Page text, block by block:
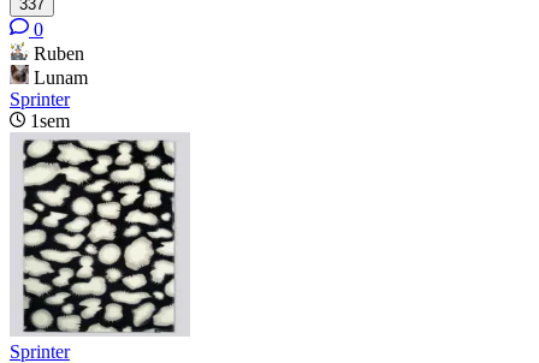
337
0
Ruben
Lunam
Sprinter
1sem
Sprinter